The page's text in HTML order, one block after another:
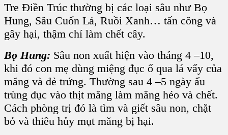
Tre Điền Trúc thường bị các loại sâu như Bọ
Hung, Sâu Cuốn Lá, Ruồi Xanh… tấn công và
gây hại, thậm chí làm chết cây.
Bọ Hung: Sâu non xuất hiện vào tháng 4 –10,
khi đó con mẹ dùng miệng đục ổ qua lá vẩy của
măng và đẻ trứng. Thường sau 4 –5 ngày ấu
trùng đục vào thịt măng làm măng héo và chết.
Cách phòng trị đó là tìm và giết sâu non, chặt
bỏ và thiêu hủy mụt măng bị hại.